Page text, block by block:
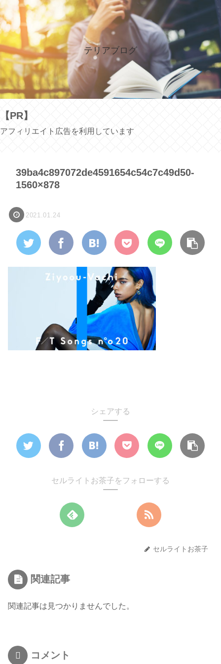
テリアブログ
【PR】
アフィリエイト広告を利用しています
39ba4c897072de4591654c54c7c49d50-
1560×878
2021.01.24
シェアする
セルライトお茶子をフォローする
セルライトお茶子
関連記事
関連記事は見つかりませんでした。
コメント